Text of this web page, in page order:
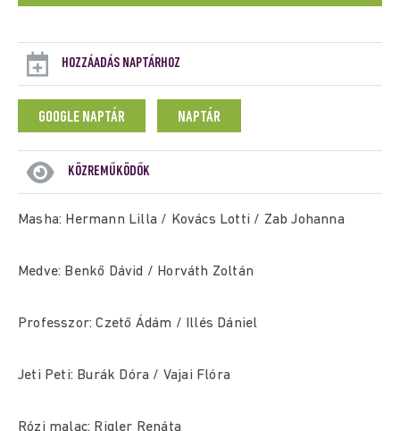
HOZZÁADÁS NAPTÁRHOZ
GOOGLE NAPTÁR NAPTÁR
KÖZREMŰKÖDŐK
Masha: Hermann Lilla / Kovács Lotti / Zab Johanna
Medve: Benkő Dávid / Horváth Zoltán
Professzor: Czető Ádám / Illés Dániel
Jeti Peti: Burák Dóra / Vajai Flóra
Rózi malac: Rigler Renáta